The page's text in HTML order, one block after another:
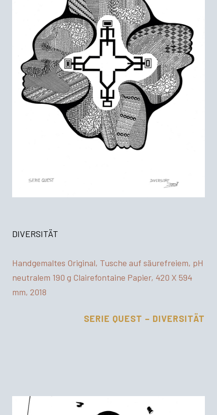
DIVERSITÄT
Handgemaltes Original, Tusche auf säurefreiem, pH
neutralem 190 g Clairefontaine Papier, 420 X 594
mm, 2018
SERIE QUEST – DIVERSITÄT